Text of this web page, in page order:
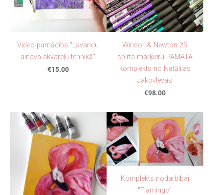
Video-pamācība "Lavandu
ainava akvareļu tehnikā"
€15.00
Winsor & Newton 35
spirta marķieru PAMATA
komplekts no Natālijas
Jakovlevas
€98.00
Komplekts nodarbībai
"Flamingo"